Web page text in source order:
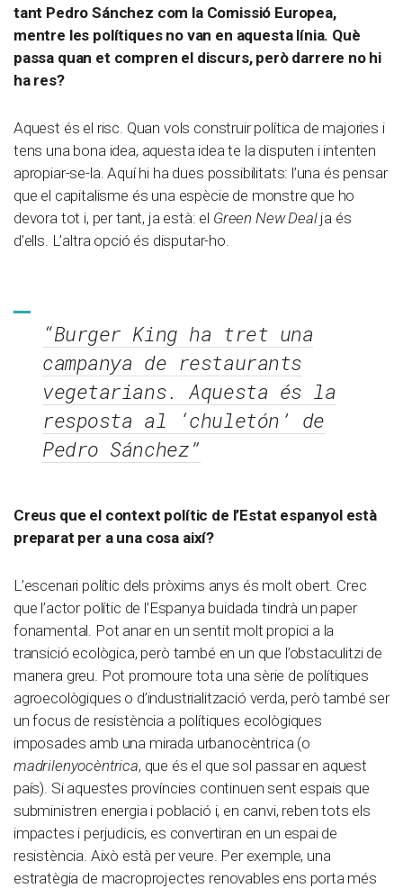
tant Pedro Sánchez com la Comissió Europea,
mentre les polítiques no van en aquesta línia. Què
passa quan et compren el discurs, però darrere no hi
ha res?
Aquest és el risc. Quan vols construir política de majories i
tens una bona idea, aquesta idea te la disputen i intenten
apropiar-se-la. Aquí hi ha dues possibilitats: l’una és pensar
que el capitalisme és una espècie de monstre que ho
devora tot i, per tant, ja està: el Green New Dealja és
d’ells. L’altra opció és disputar-ho.
“Burger King ha tret una
campanya de restaurants
vegetarians. Aquesta és la
resposta al
‘chuletón’ de
Pedro Sánchez”
Creus que el context polític de l’Estat espanyol està
preparat per a una cosa així?
L’escenari polític dels pròxims anys és molt obert. Crec
que l’actor polític de l’Espanya buidada tindrà un paper
fonamental. Pot anar en un sentit molt propici a la
transició ecològica, però també en un que l’obstaculitzi de
manera greu. Pot promoure tota una sèrie de polítiques
agroecològiques o d’industrialització verda, però també ser
un focus de resistència a polítiques ecològiques
imposades amb una mirada urbanocèntrica (o
madrilenyocèntrica, que és el que sol passar en aquest
país). Si aquestes províncies continuen sent espais que
subministren energia i població i, en canvi, reben tots els
impactes i perjudicis, es convertiran en un espai de
resistència. Això està per veure. Per exemple, una
estratègia de macroprojectes renovables ens porta més